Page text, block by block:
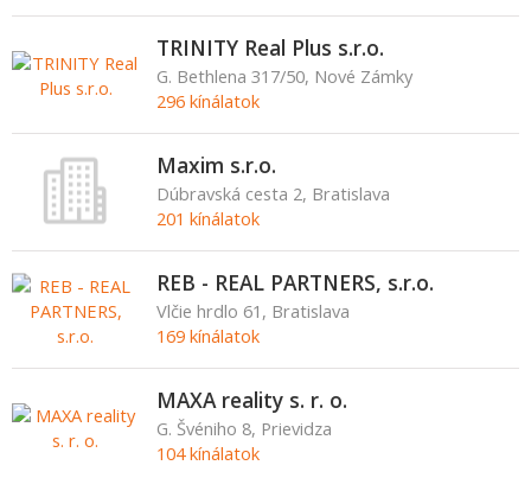
TRINITY Real Plus s.r.o.
G. Bethlena 317/50, Nové Zámky
296 kínálatok
Maxim s.r.o.
Dúbravská cesta 2, Bratislava
201 kínálatok
REB - REAL PARTNERS, s.r.o.
Vlčie hrdlo 61, Bratislava
169 kínálatok
MAXA reality s. r. o.
G. Švéniho 8, Prievidza
104 kínálatok